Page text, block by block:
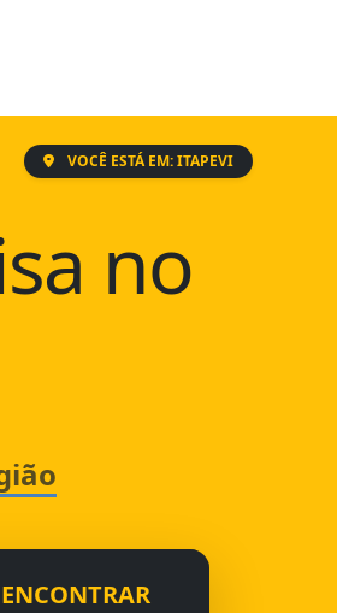
VOCÊ ESTÁ EM: ITAPEVI
no
ENCONTRAR